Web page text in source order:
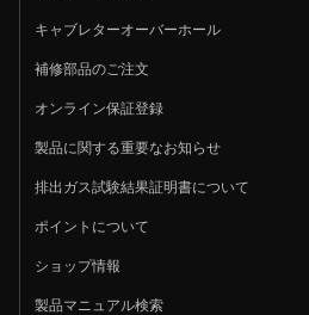
キャブレターオーバーホール
補修部品のご注文
オンライン保証登録
製品に関する重要なお知らせ
排出ガス試験結果証明書について
ポイントについて
ショップ情報
製品マニュアル検索